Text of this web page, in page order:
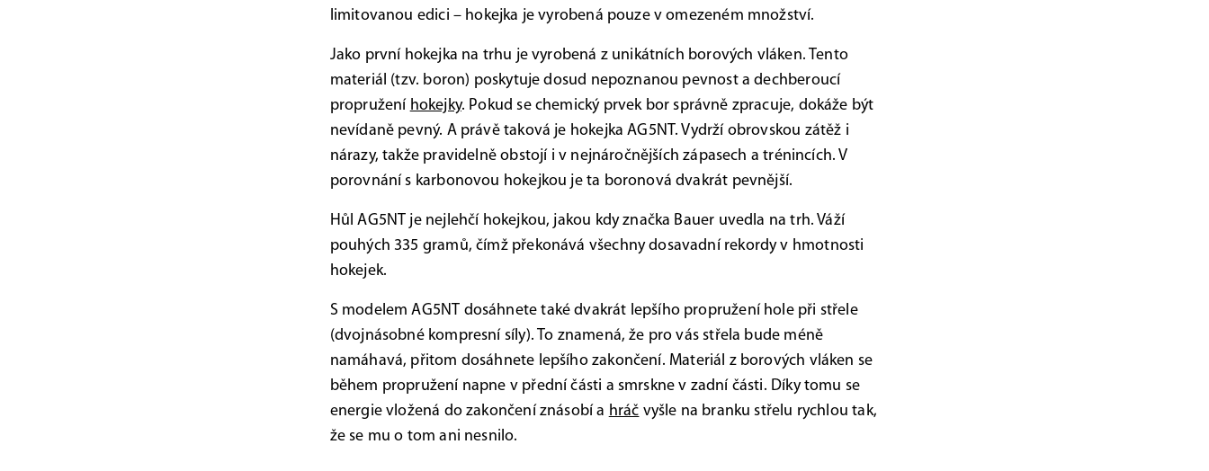
limitovanou edici – hokejka je vyrobená pouze v omezeném množství.
Jako první hokejka na trhu je vyrobená z unikátních borových vláken. Tento
materiál (tzv. boron) poskytuje dosud nepoznanou pevnost a dechberoucí
propružení hokejky. Pokud se chemický prvek bor správně zpracuje, dokáže být
nevídaně pevný. A právě taková je hokejka AG5NT. Vydrží obrovskou zátěž i
nárazy, takže pravidelně obstojí i v nejnáročnějších zápasech a trénincích. V
porovnání s karbonovou hokejkou je ta boronová dvakrát pevnější.
Hůl AG5NT je nejlehčí hokejkou, jakou kdy značka Bauer uvedla na trh. Váží
pouhých 335 gramů, čímž překonává všechny dosavadní rekordy v hmotnosti
hokejek.
S modelem AG5NT dosáhnete také dvakrát lepšího propružení hole při střele
(dvojnásobné kompresní síly). To znamená, že pro vás střela bude méně
namáhavá, přitom dosáhnete lepšího zakončení. Materiál z borových vláken se
během propružení napne v přední části a smrskne v zadní části. Díky tomu se
energie vložená do zakončení znásobí a hráč vyšle na branku střelu rychlou tak,
že se mu o tom ani nesnilo.